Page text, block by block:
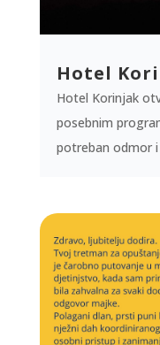
Hotel
Hotel Korinjak
posebnim
potreban odmor